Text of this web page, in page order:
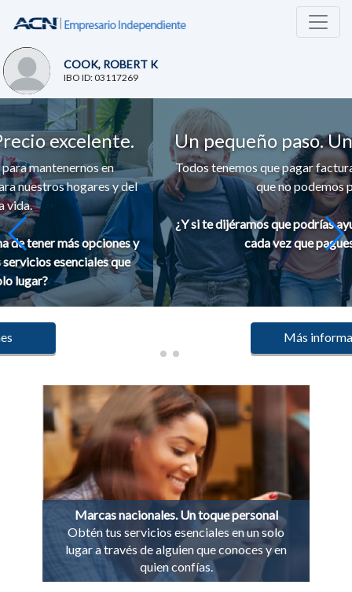
COOK, ROBERT K
IBO ID: 03117269
excelente.
en
hogares y del
más opciones y
esenciales que
Un pequeño paso. Un
Todos tenemos que pagar facturas por
que no podemos
¿Y si te dijéramos que podrías ayudar a
cada vez que pagues tu
Más información
Marcas nacionales. Un toque personal
Obtén tus servicios esenciales en un solo
lugar a través de alguien que conoces y en
quien confías.